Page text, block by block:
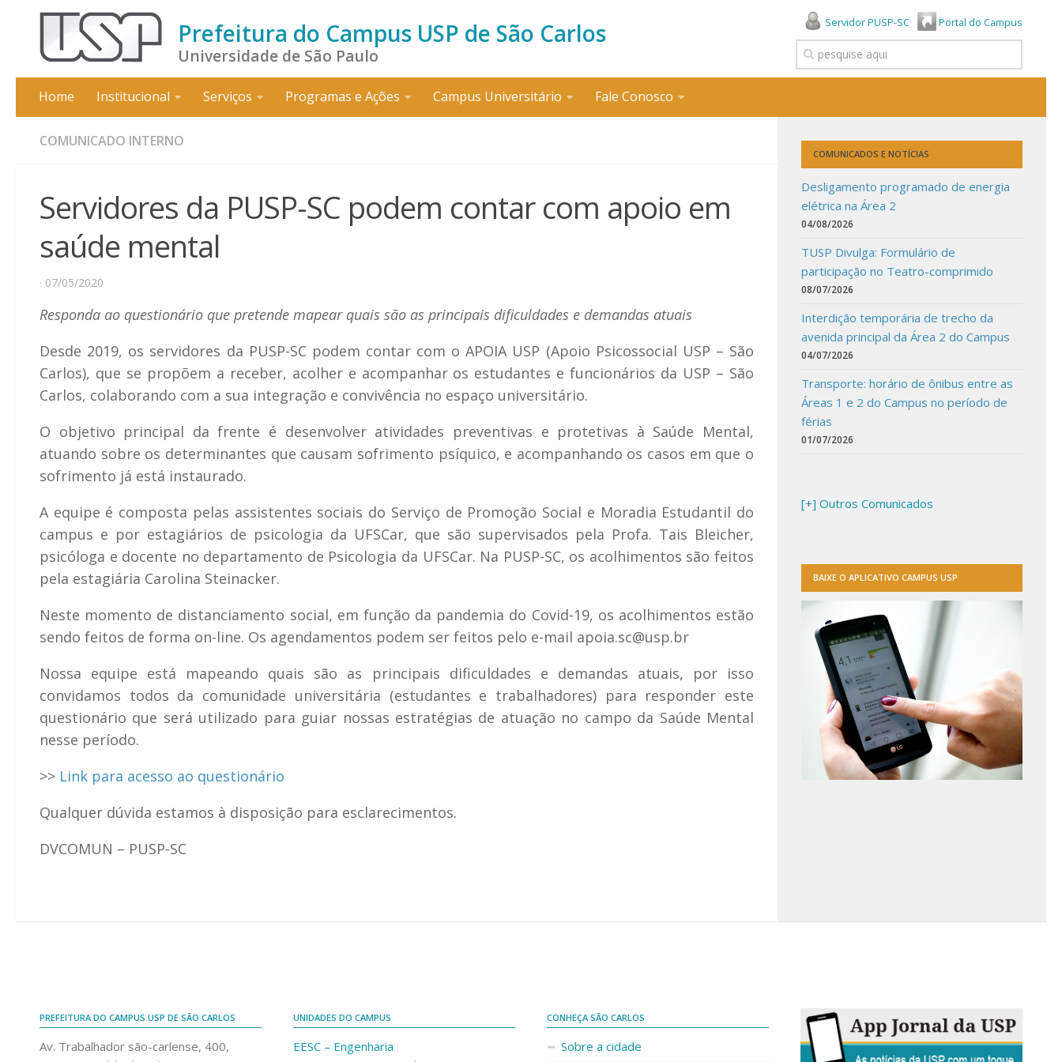
Servidor PUSP-SC Portal do Campus
Prefeitura do Campus USP de São Carlos
Universidade de São Paulo
Home Institucional Serviços Programas e Ações Campus Universitário Fale Conosco
COMUNICADO INTERNO
Servidores da PUSP-SC podem contar com apoio em
saúde mental
· 07/05/2020
Responda ao questionário que pretende mapear quais são as principais dificuldades e demandas atuais
Desde 2019, os servidores da PUSP-SC podem contar com o APOIA USP (Apoio Psicossocial USP – São
Carlos), que se propõem a receber, acolher e acompanhar os estudantes e funcionários da USP – São
Carlos, colaborando com a sua integração e convivência no espaço universitário.
O objetivo principal da frente é desenvolver atividades preventivas e protetivas à Saúde Mental,
atuando sobre os determinantes que causam sofrimento psíquico, e acompanhando os casos em que o
sofrimento já está instaurado.
A equipe é composta pelas assistentes sociais do Serviço de Promoção Social e Moradia Estudantil do
campus e por estagiários de psicologia da UFSCar, que são supervisados pela Profa. Tais Bleicher,
psicóloga e docente no departamento de Psicologia da UFSCar. Na PUSP-SC, os acolhimentos são feitos
pela estagiária Carolina Steinacker.
Neste momento de distanciamento social, em função da pandemia do Covid-19, os acolhimentos estão
sendo feitos de forma on-line. Os agendamentos podem ser feitos pelo e-mail apoia.sc@usp.br
Nossa equipe está mapeando quais são as principais dificuldades e demandas atuais, por isso
convidamos todos da comunidade universitária (estudantes e trabalhadores) para responder este
questionário que será utilizado para guiar nossas estratégias de atuação no campo da Saúde Mental
nesse período.
>> Link para acesso ao questionário
Qualquer dúvida estamos à disposição para esclarecimentos.
DVCOMUN – PUSP-SC
COMUNICADOS E NOTÍCIAS
Desligamento programado de energia
elétrica na Área 2
04/08/2026
TUSP Divulga: Formulário de
participação no Teatro-comprimido
08/07/2026
Interdição temporária de trecho da
avenida principal da Área 2 do Campus
04/07/2026
Transporte: horário de ônibus entre as
Áreas 1 e 2 do Campus no período de
férias
01/07/2026
[+] Outros Comunicados
BAIXE O APLICATIVO CAMPUS USP
PREFEITURA DO CAMPUS USP DE SÃO CARLOS
Av. Trabalhador são-carlense, 400,
UNIDADES DO CAMPUS
EESC – Engenharia
CONHEÇA SÃO CARLOS
Sobre a cidade